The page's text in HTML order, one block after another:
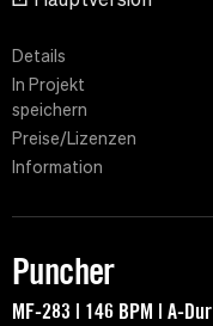
Details
In Projekt
speichern
Preise/Lizenzen
Information
Puncher
MF-283 | 146 BPM | A-Dur